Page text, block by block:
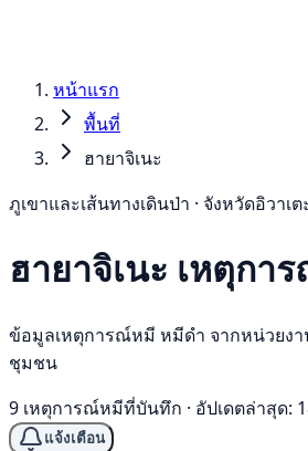
หน้าแรก
พื้นที่
ฮายาจิเนะ
ภูเขาและเส้นทางเดินป่า · จังหวัดอิวาเต
ฮายาจิเนะ เหตุกา
ข้อมูลเหตุการณ์หมี หมีดำ จากหน่วยงา
ชุมชน
9 เหตุการณ์หมีที่บันทึก · อัปเดตล่าสุด:
แจ้งเตือน